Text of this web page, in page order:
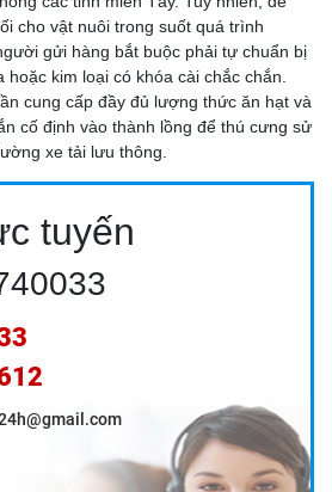
cho vật nuôi trong suốt quá trình
gửi hàng bắt buộc phải tự chuẩn bị
kim loại có khóa cài chắc chắn.
cung cấp đầy đủ lượng thức ăn hạt và
cố định vào thành lồng để thú cưng sử
xe tải lưu thông.
tuyến
TRÁI CÂY MIỀN TÂY ĐI HCM: GIẢI
NÔNG SẢN 24H